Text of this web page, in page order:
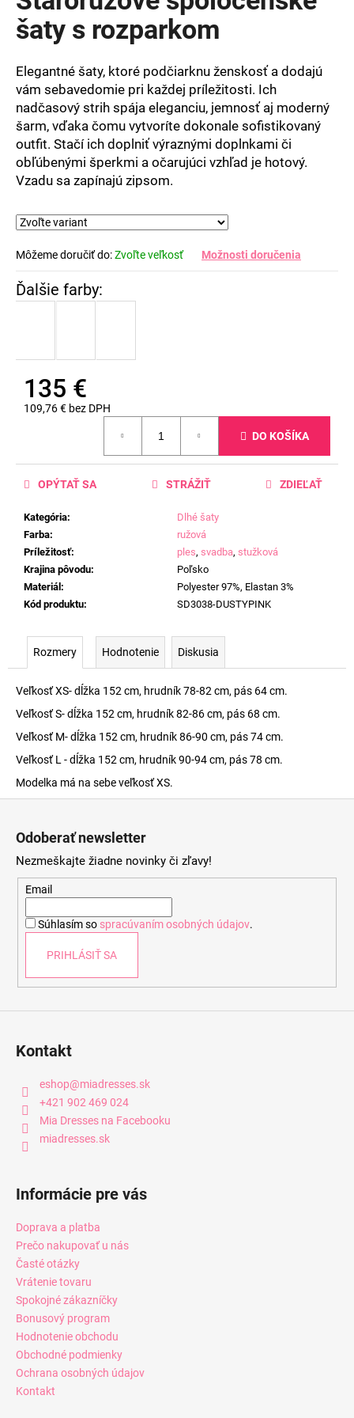
je
0,0
z
hviezdičiek.
šaty s rozparkom
Elegantné šaty, ktoré podčiarknu ženskosť a dodajú
vám sebavedomie pri každej príležitosti. Ich
nadčasový strih spája eleganciu, jemnosť aj moderný
šarm, vďaka čomu vytvoríte dokonale sofistikovaný
outfit. Stačí ich doplniť výraznými doplnkami či
obľúbenými šperkmi a očarujúci vzhľad je hotový.
Vzadu sa zapínajú zipsom.
Môžeme doručiť do:Zvoľte veľkosť Možnosti doručenia
135 €
109,76 € bez DPH
DO KOŠÍKA
Kategória:
Dlhé šaty
Farba:
ružová
Príležitosť: ples, svadba, stužková
Krajina pôvodu:
Poľsko
Materiál :
Polyester 97%, Elastan 3%
Kód produktu: SD3038-DUSTYPINK
OPÝTAŤ SA STRÁŽIŤ ZDIEĽAŤ
Rozmery Hodnotenie Diskusia
Veľkosť XS- dĺžka 152 cm, hrudník 78-82 cm, pás 64 cm.
Veľkosť S- dĺžka 152 cm, hrudník 82-86 cm, pás 68 cm.
Veľkosť M- dĺžka 152 cm, hrudník 86-90 cm, pás 74 cm.
Veľkosť L - dĺžka 152 cm, hrudník 90-94 cm, pás 78 cm.
Modelka má na sebe veľkosť XS.
Odoberať newsletter
Nezmeškajte žiadne novinky či zľavy!
Email
Súhlasím so spracúvaním osobných údajov.
PRIHLÁSIŤ SA
Kontakt
eshop@miadresses.sk
+421 902 469 024
Mia Dresses na Facebooku
miadresses.sk
Informácie pre vás
Doprava a platba
Prečo nakupovať u nás
Časté otázky
Vrátenie tovaru
Spokojné zákazníčky
Bonusový program
Hodnotenie obchodu
Obchodné podmienky
Ochrana osobných údajov
Kontakt